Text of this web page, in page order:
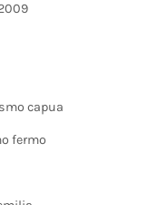
capua
fermo